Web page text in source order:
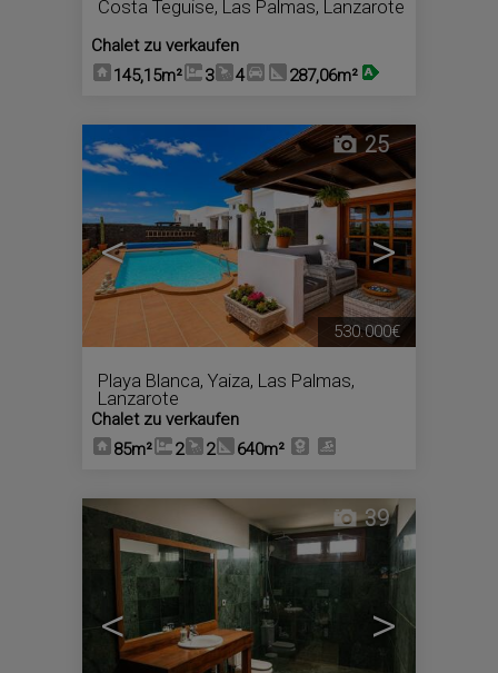
Costa Teguise, Las Palmas, Lanzarote
Chalet zu verkaufen
145,15m²
3 4 287,06m²
< >
25
Playa Blanca, Yaiza, Las Palmas,
Lanzarote
Chalet zu verkaufen
85m²
2 2 640m²
530.000€
< >
39